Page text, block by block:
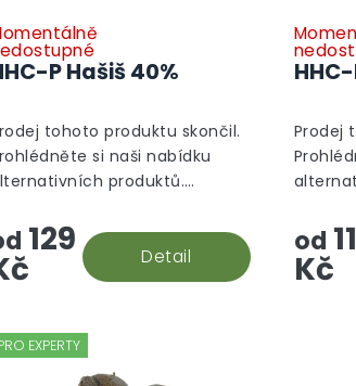
ů
P Hašiš 40%
129 Detail
tohoto produktu skončil.
si naši nabídku
produktů.
od
Kč
Prodej
EXPERTY